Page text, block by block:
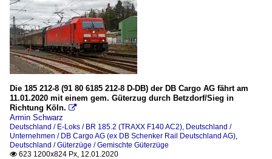
Die 185 212-8 (91 80 6185 212-8 D-DB) der DB Cargo AG fährt am
11.01.2020 mit einem gem. Güterzug durch Betzdorf/Sieg in
Richtung Köln. 
Armin Schwarz
Deutschland / E-Loks / BR 185.2 (TRAXX F140 AC2) Deutschland /
Unternehmen / DB Cargo AG (ex DB Schenker Rail Deutschland AG)
Deutschland / Güterzüge / Gemischte Güterzüge
 623 1200x824 Px, 12.01.2020